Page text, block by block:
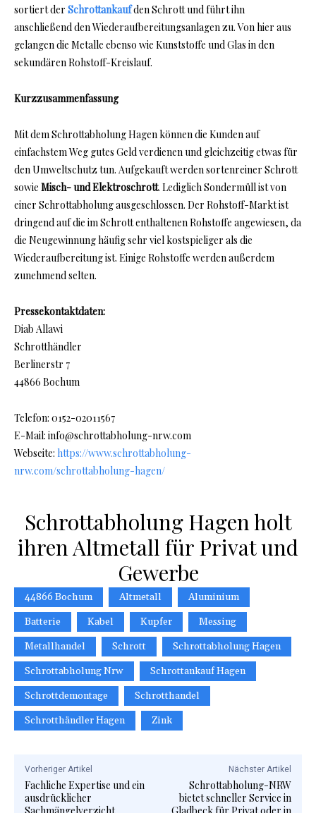
sortiert der Schrottankaufden Schrott und führt ihn
anschließend den Wiederaufbereitungsanlagen zu. Von hier aus
gelangen die Metalle ebenso wie Kunststoffe und Glas in den
sekundären Rohstoff-Kreislauf.
Kurzzusammenfassung
Mit dem Schrottabholung Hagen können die Kunden auf
einfachstem Weg gutes Geld verdienen und gleichzeitig etwas für
den Umweltschutz tun. Aufgekauft werden sortenreiner Schrott
sowie Misch- und Elektroschrott. Lediglich Sondermüll ist von
einer Schrottabholung ausgeschlossen. Der Rohstoff-Markt ist
dringend auf die im Schrott enthaltenen Rohstoffe angewiesen, da
die Neugewinnung häufig sehr viel kostspieliger als die
Wiederaufbereitung ist. Einige Rohstoffe werden außerdem
zunehmend selten.
Pressekontaktdaten:
Diab Allawi
Schrotthändler
Berlinerstr 7
44866 Bochum
Telefon: 0152-02011567
E-Mail: info@schrottabholung-nrw.com
Webseite: https://www.schrottabholung-
nrw.com/schrottabholung-hagen/
Schrottabholung Hagen holt
ihren Altmetall für Privat und
Gewerbe
44866 Bochum Altmetall
Aluminium
Batterie
Kabel Kupfer
Messing
Metallhandel
Schrott
Schrottabholung Hagen
Schrottabholung Nrw
Schrottankauf Hagen
Schrottdemontage
Schrotthandel
Schrotthändler Hagen
Zink
Vorheriger Artikel
Fachliche Expertise und ein
ausdrücklicher
Nächster Artikel
Schrottabholung-NRW
bietet schneller Service in